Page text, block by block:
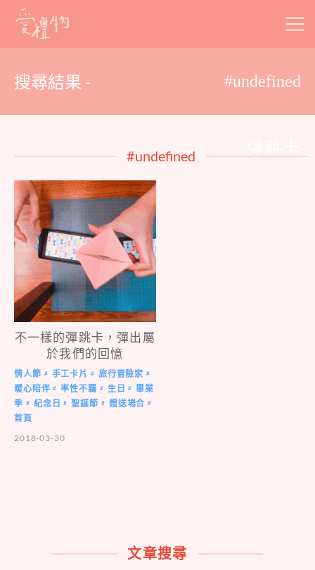
Skip
搜尋結果 - #undefined
#undefined
不一樣的彈跳卡，彈出屬
於我們的回憶
情人節 # 手工卡片 # 旅行冒險家 #
暖心陪伴 # 率性不羈 # 生日 #
畢業
季 # 紀念日 # 聖誕節 # 贈送場合 #
首頁
2018-03-30
文章搜尋